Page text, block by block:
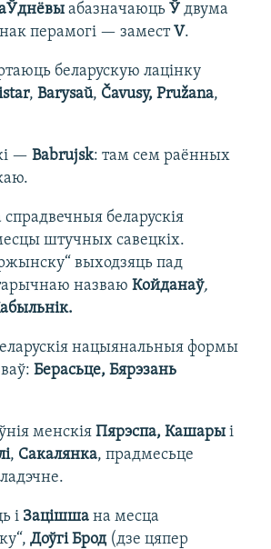
абазначаюць Ўдвума
перамогі — заместV.
беларускую лацінку
, Barysaŭ, Čavusy, Pružana,
— Babrujsk: там сем раённых
беларускія
штучных савецкіх.
выходзяць пад
назваю Койданаў,
нацыянальныя формы
Берасьце, Бярэзань
менскія Пярэспа, Кашарыі
, Сакалянка, прадмесьце
і Зацішшана месца
Доўгі Брод(дзе цяпер